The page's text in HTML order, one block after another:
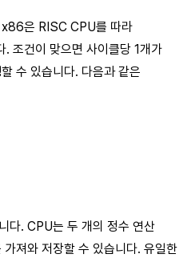
은 RISC CPU를 따라
. 조건이 맞으면 사이클당 1개가
수 있습니다. 다음과 같은
다. CPU는 두 개의 정수 연산
져와 저장할 수 있습니다. 유일한